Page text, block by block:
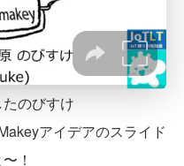
のびすけ
アイデアのスライド
！